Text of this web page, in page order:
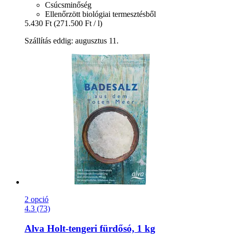
Csúcsminőség
Ellenőrzött biológiai termesztésből
5.430 Ft (271.500 Ft / l)
Szállítás eddig: augusztus 11.
2 opció
4.3 (73)
Alva Holt-​tengeri fürdősó, 1 kg